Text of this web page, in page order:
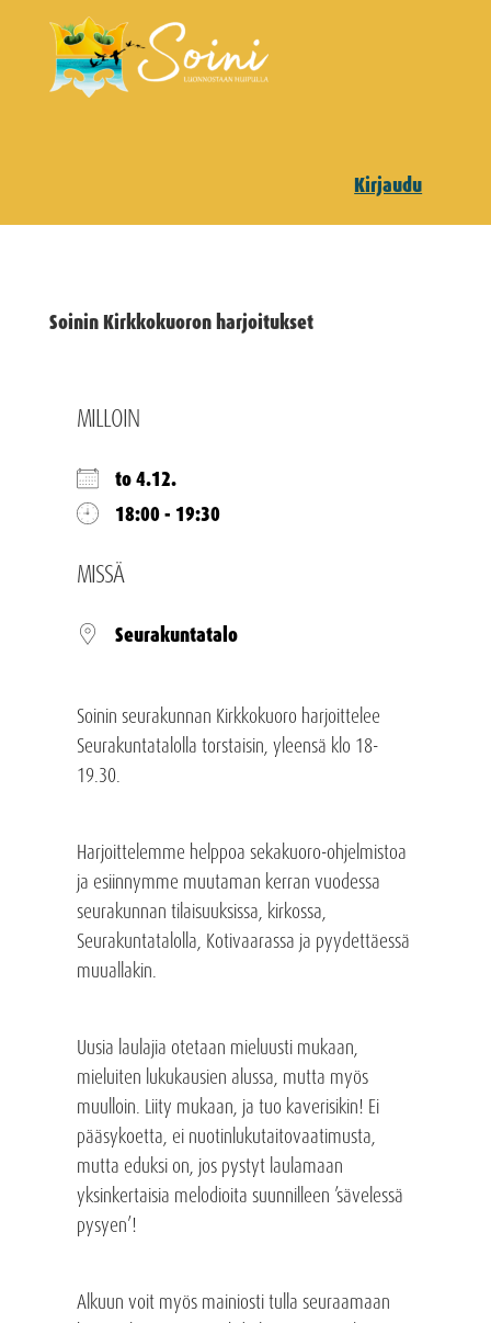
Kirjaudu
Soinin Kirkkokuoron harjoitukset
MILLOIN
to 4.12.
18:00 - 19:30
MISSÄ
Seurakuntatalo
Soinin seurakunnan Kirkkokuoro harjoittelee
Seurakuntatalolla torstaisin, yleensä klo 18-
19.30.
Harjoittelemme helppoa sekakuoro-ohjelmistoa
ja esiinnymme muutaman kerran vuodessa
seurakunnan tilaisuuksissa, kirkossa,
Seurakuntatalolla, Kotivaarassa ja pyydettäessä
muuallakin.
Uusia laulajia otetaan mieluusti mukaan,
mieluiten lukukausien alussa, mutta myös
muulloin. Liity mukaan, ja tuo kaverisikin! Ei
pääsykoetta, ei nuotinlukutaitovaatimusta,
mutta eduksi on, jos pystyt laulamaan
yksinkertaisia melodioita suunnilleen ’sävelessä
pysyen’!
Alkuun voit myös mainiosti tulla seuraamaan